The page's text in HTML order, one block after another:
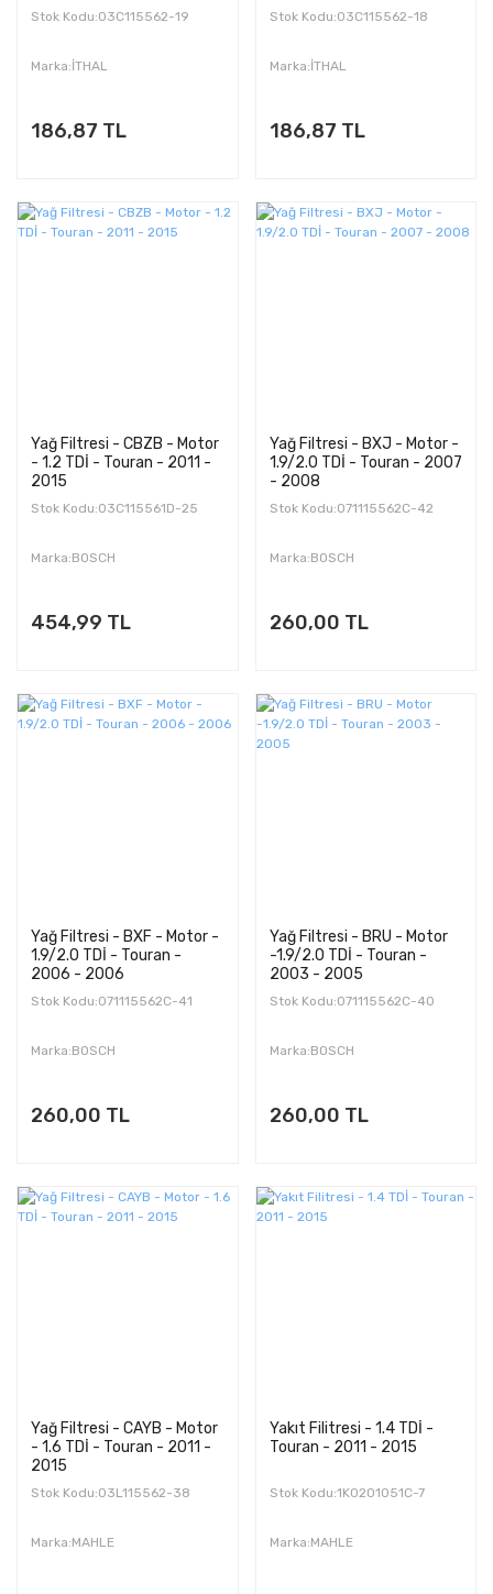
Stok Kodu:03C115562-19
Marka:İTHAL
186,87 TL
Stok Kodu:03C115562-18
Marka:İTHAL
186,87 TL
Yağ Filtresi - CBZB - Motor
- 1.2 TDİ - Touran - 2011 -
2015
Stok Kodu:03C115561D-25
Marka:BOSCH
454,99 TL
Yağ Filtresi - BXJ - Motor -
1.9/2.0 TDİ - Touran - 2007
- 2008
Stok Kodu:071115562C-42
Marka:BOSCH
260,00 TL
Yağ Filtresi - BXF - Motor -
1.9/2.0 TDİ - Touran -
2006 - 2006
Stok Kodu:071115562C-41
Marka:BOSCH
260,00 TL
Yağ Filtresi - BRU - Motor
-1.9/2.0 TDİ - Touran -
2003 - 2005
Stok Kodu:071115562C-40
Marka:BOSCH
260,00 TL
Yağ Filtresi - CAYB - Motor
- 1.6 TDİ - Touran - 2011 -
2015
Stok Kodu:03L115562-38
Marka:MAHLE
Yakıt Filitresi - 1.4 TDİ -
Touran - 2011 - 2015
Stok Kodu:1K0201051C-7
Marka:MAHLE